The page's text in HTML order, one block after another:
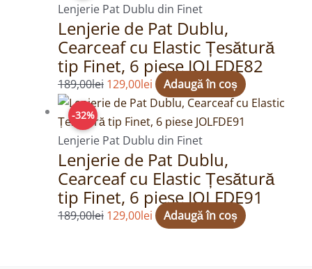
Lenjerie Pat Dublu din Finet
Lenjerie de Pat Dublu,
Cearceaf cu Elastic Țesătură
tip Finet, 6 piese JOLFDE82
189,00lei
a
fost:
189,00lei.
129,00lei
este:
129,00lei.
Adaugă în coș
-32%
Lenjerie Pat Dublu din Finet
Lenjerie de Pat Dublu,
Cearceaf cu Elastic Țesătură
tip Finet, 6 piese JOLFDE91
189,00lei
Prețul
inițial
a
fost:
189,00lei.
129,00lei
Prețul
curent
este:
129,00lei.
Adaugă în coș